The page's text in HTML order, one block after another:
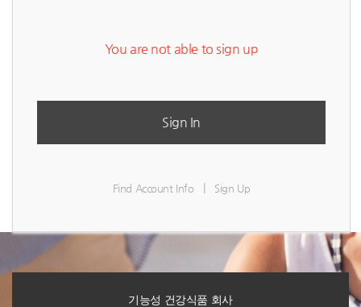
You are not able to sign up
Sign In
Find Account Info Sign Up
기능성 건강식품 회사